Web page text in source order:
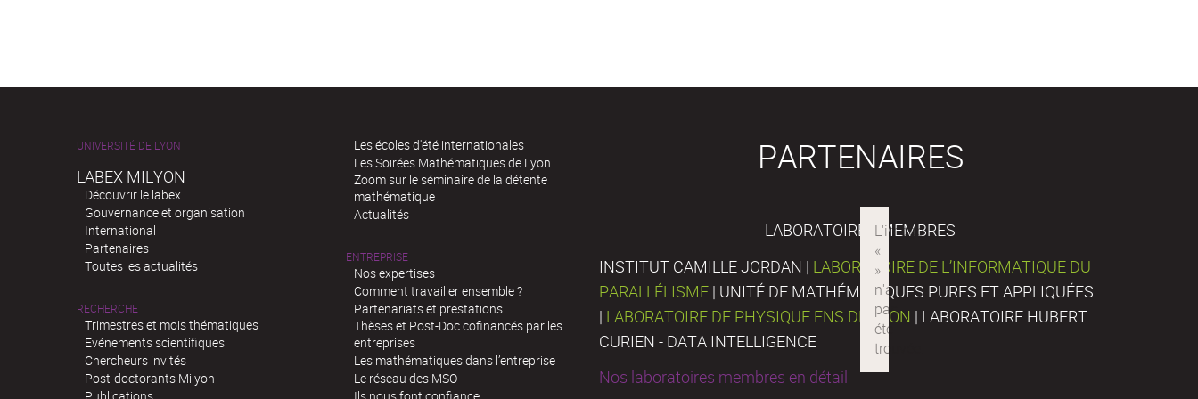
UNIVERSITÉ DE LYON
LABEX MILYON
Découvrir le labex
Gouvernance et organisation
International
Partenaires
Toutes les actualités
RECHERCHE
Trimestres et mois thématiques
Evénements scientifiques
Chercheurs invités
Post-doctorants Milyon
Les écoles d'été internationales
Les Soirées Mathématiques de Lyon
Zoom sur le séminaire de la détente
mathématique
Actualités
ENTREPRISE
Nos expertises
Comment travailler ensemble ?
Partenariats et prestations
Thèses et Post-Doc cofinancés par les
entreprises
Les mathématiques dans l’entreprise
Le réseau des MSO
PARTENAIRES
LABORATOIRES MEMBRES
INSTITUT CAMILLE JORDAN | LABORATOIRE DE L’INFORMATIQUE DU
PARALLÉLISME | UNITÉ DE MATHÉMATIQUES PURES ET APPLIQUÉES
| LABORATOIRE DE PHYSIQUE ENS DE LYON | LABORATOIRE HUBERT
CURIEN - DATA INTELLIGENCE
Nos laboratoires membres en détail